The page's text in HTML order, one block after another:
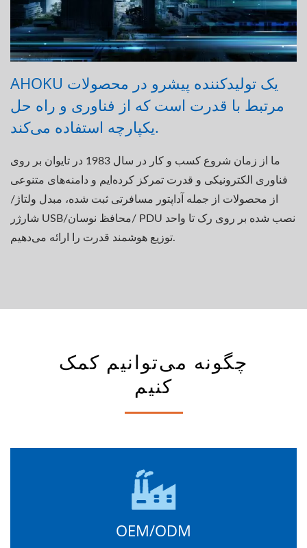
AHOKU یک تولیدکننده پیشرو در محصولات
مرتبط با قدرت است که از فناوری و راه حل
یکپارچه استفاده می‌کند.
ما از زمان شروع کسب و کار در سال 1983 در تایوان بر روی
فناوری الکترونیکی و قدرت تمرکز کرده‌ایم و دامنه‌های متنوعی
از محصولات از جمله آداپتور مسافرتی ثبت شده، مبدل ولتاژ/
شارژر USB/محافظ نوسان/ PDU نصب شده بر روی رک تا واحد
توزیع هوشمند قدرت را ارائه می‌دهیم.
چگونه می‌توانیم کمک
کنیم
OEM/ODM